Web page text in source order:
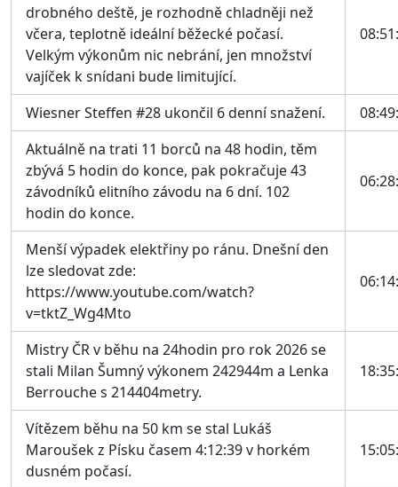
drobného deště, je rozhodně chladněji než
včera, teplotně ideální běžecké počasí.
Velkým výkonům nic nebrání, jen množství
vajíček k snídani bude limitující.
Wiesner Steffen #28 ukončil 6 denní snažení.
Aktuálně na trati 11 borců na 48 hodin, těm
zbývá 5 hodin do konce, pak pokračuje 43
závodníků elitního závodu na 6 dní. 102
hodin do konce.
Menší výpadek elektřiny po ránu. Dnešní den
lze sledovat zde:
https://www.youtube.com/watch?
v=tktZ_Wg4Mto
Mistry ČR v běhu na 24hodin pro rok 2026 se
stali Milan Šumný výkonem 242944m a Lenka
Berrouche s 214404metry.
Vítězem běhu na 50 km se stal Lukáš
Maroušek z Písku časem 4:12:39 v horkém
dusném počasí.